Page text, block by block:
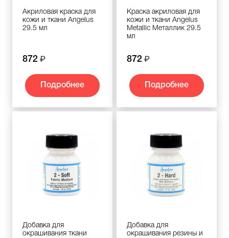
Акриловая краска для
кожи и ткани Angelus
29.5 мл
872
Подробнее
Краска акриловая для
кожи и ткани Angelus
Metallic Металлик 29.5
мл
872
Подробнее
Добавка для
окрашивания ткани
Добавка для
окрашивания резины и